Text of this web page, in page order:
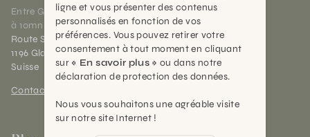
Entre Genève et Lausanne,
à 10mn de Nyon
Route Suisse 40
1196 Gland (VD)
Suisse
Contact et horaires
ligne et vous présenter des contenus
personnalisés en fonction de vos
préférences. Vous pouvez retirer votre
consentement à tout moment en cliquant
sur « En savoir plus » ou dans notre
déclaration de protection des données.
Nous vous souhaitons une agréable visite
sur notre site Internet !